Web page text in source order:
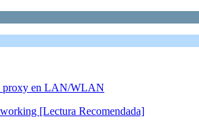
proxy en LAN/WLAN
[Lectura Recomendada]